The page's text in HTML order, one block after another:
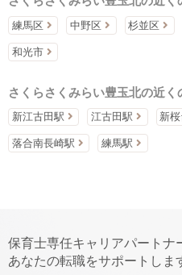
練馬区 中野区 杉並区
和光市
さくらさくみらい豊玉北の近く
新江古田駅 江古田駅 新
落合南長崎駅 練馬駅
保育士専任キャリアパートナ
あなたの転職をサポートしま